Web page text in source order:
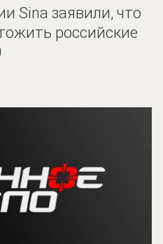
Sina заявили, что
российские